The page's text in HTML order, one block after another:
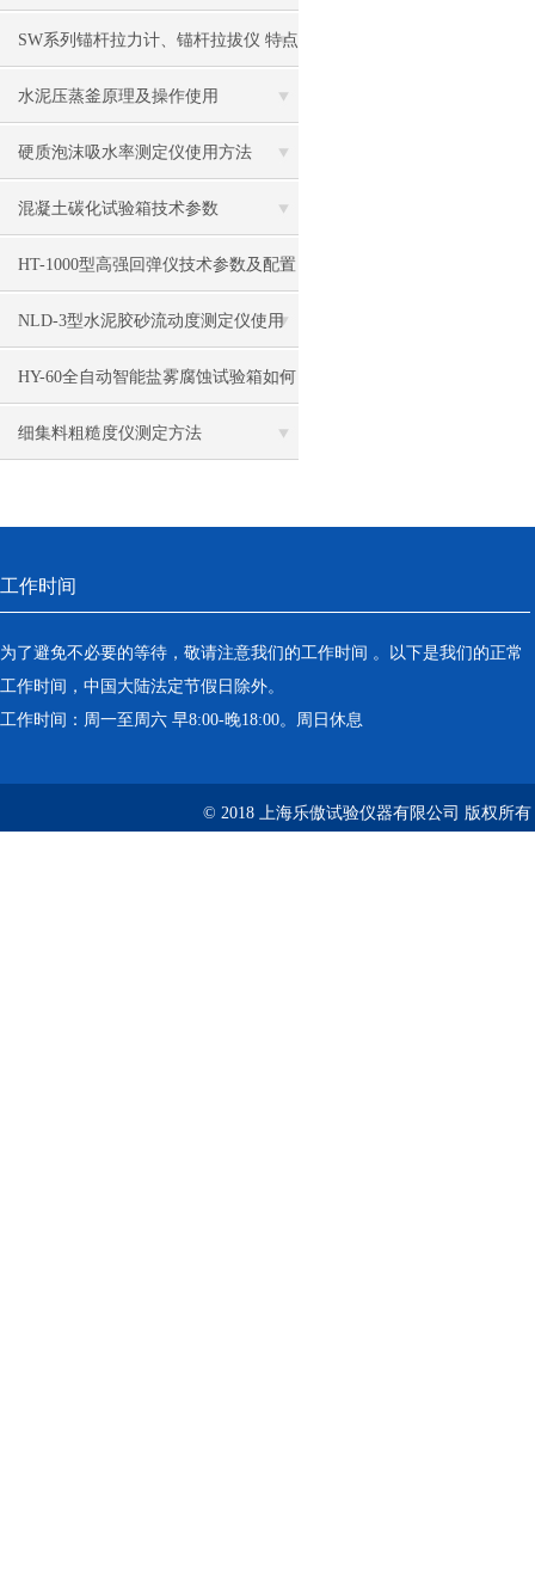
原理
SW系列锚杆拉力计、锚杆拉拔仪 特点
参数 配置
水泥压蒸釜原理及操作使用
硬质泡沫吸水率测定仪使用方法
混凝土碳化试验箱技术参数
HT-1000型高强回弹仪技术参数及配置
NLD-3型水泥胶砂流动度测定仪使用
方法及维护
HY-60全自动智能盐雾腐蚀试验箱如何
使用
细集料粗糙度仪测定方法
工作时间
为了避免不必要的等待，敬请注意我们的工作时间 。以下是我们的正常
工作时间，中国大陆法定节假日除外。
工作时间：周一至周六 早8:00-晚18:00。周日休息
© 2018 上海乐傲试验仪器有限公司 版权所